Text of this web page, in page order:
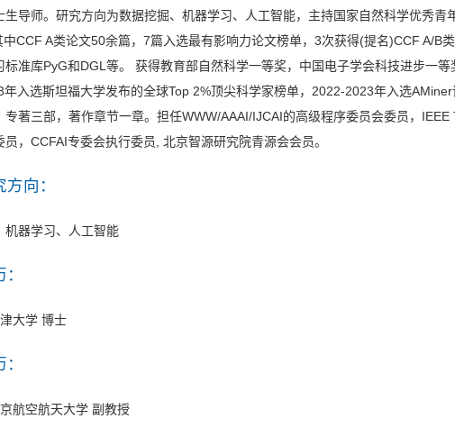
师。研究方向为数据挖掘、机器学习、人工智能，主持国家自然科学优秀青
CCF A类论文50余篇，7篇入选最有影响力论文榜单，3次获得(提名)CCF A/B
标准库PyG和DGL等。 获得教育部自然科学一等奖，中国电子学会科技进步一
入选斯坦福大学发布的全球Top 2%顶尖科学家榜单，2022-2023年入选
专著三部，著作章节一章。担任WWW/AAAI/IJCAI的高级程序委员会委员，
，CCFAI专委会执行委员, 北京智源研究院青源会会员。
向：
机器学习、人工智能
大学 博士
航空航天大学 副教授